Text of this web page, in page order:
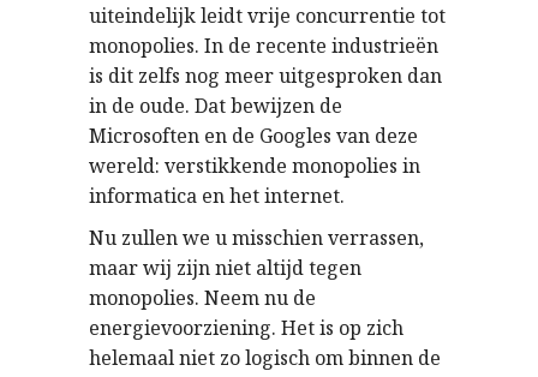
uiteindelijk leidt vrije concurrentie tot
monopolies. In de recente industrieën
is dit zelfs nog meer uitgesproken dan
in de oude. Dat bewijzen de
Microsoften en de Googles van deze
wereld: verstikkende monopolies in
informatica en het internet.
Nu zullen we u misschien verrassen,
maar wij zijn niet altijd tegen
monopolies. Neem nu de
energievoorziening. Het is op zich
helemaal niet zo logisch om binnen de